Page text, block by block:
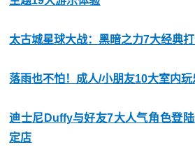
太古城星球大战：黑暗之力7大经典
落雨也不怕！成人/小朋友10大室内玩
迪士尼 Duffy与好友7大人气角 色登
定店